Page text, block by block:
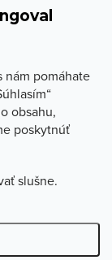
nám pomáhate
obsahu,
poskytnúť
slušne.